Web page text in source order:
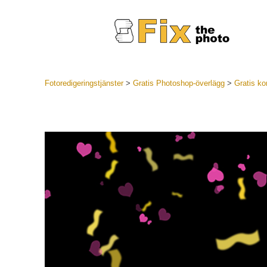
Mobila
Fotoredigeringstjänster> Gratis Photoshop-överlägg> Gratis